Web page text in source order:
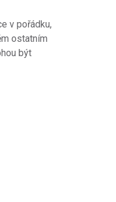
v pořádku,
ostatním
být